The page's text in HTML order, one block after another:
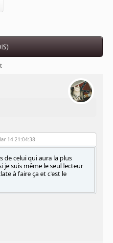
14 21:04:38
de celui qui aura la plus
je suis même le seul lecteur
à faire ça et c'est le